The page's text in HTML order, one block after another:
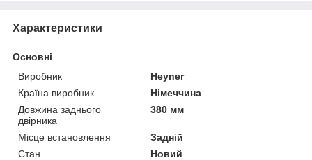
Характеристики
Основні
Виробник
Heyner
Країна виробник
Німеччина
Довжина заднього
двірника
380 мм
Місце встановлення
Задній
Стан
Новий